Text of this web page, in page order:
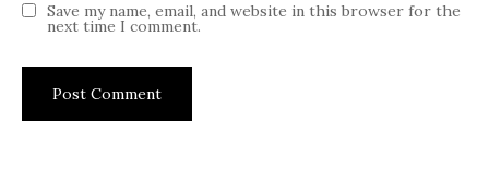
Save my name, email, and website in this browser for the
next time I comment.